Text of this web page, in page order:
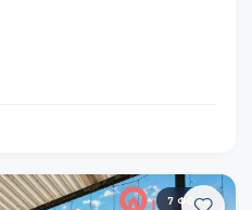
7 ФОТО